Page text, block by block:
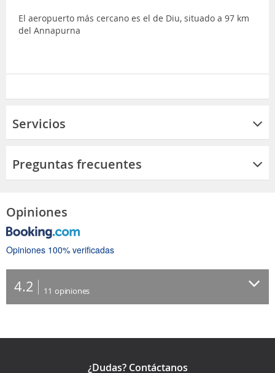
El aeropuerto más cercano es el de Diu, situado a 97 km
del Annapurna
Servicios
Preguntas frecuentes
Opiniones
Opiniones 100% verificadas
4.2 11 opiniones
¿Dudas? Contáctanos